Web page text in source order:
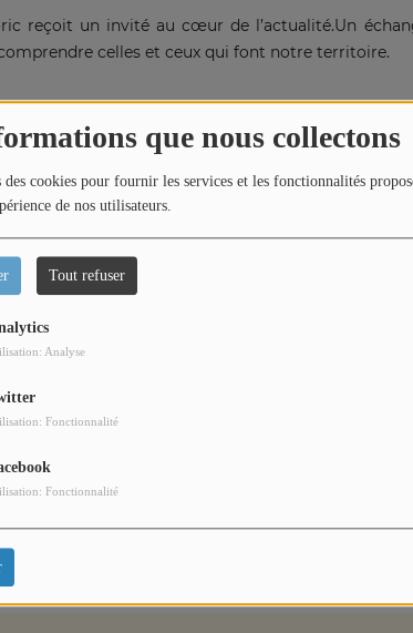
que nous collectons
cookies pour fournir les services et les fonctionnalités
de nos utilisateurs.
Tout refuser
Analyse
Fonctionnalité
Fonctionnalité
reçoit un invité au cœur de l’actualité.Un
celles et ceux qui font notre territoire.
reçoit un invité au cœur de l’actualité.Un
celles et ceux qui font notre territoire.